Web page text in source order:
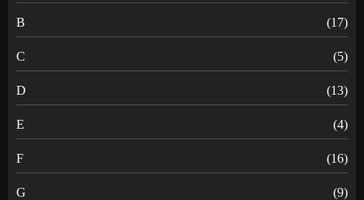
B (17)
C (5)
D (13)
E (4)
F (16)
G (9)